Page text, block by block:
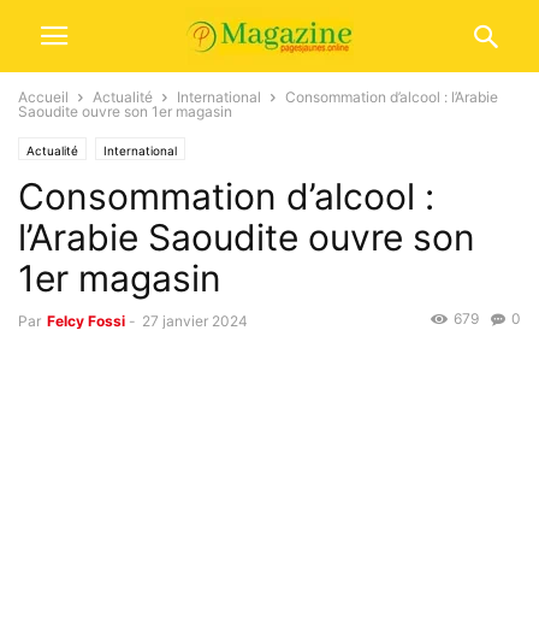
Accueil Actualité International
Consommation d’alcool : l’Arabie
Saoudite ouvre son 1er magasin
Actualité International
Consommation d’alcool :
l’Arabie Saoudite ouvre son
1er magasin
Par Felcy Fossi - 27 janvier 2024 0
679